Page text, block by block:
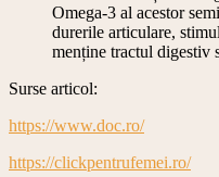
Omega-3 al acestor
durerile articulare,
menține tractul digestiv
Surse articol:
https://www.doc.ro/
https://clickpentrufemei.ro/